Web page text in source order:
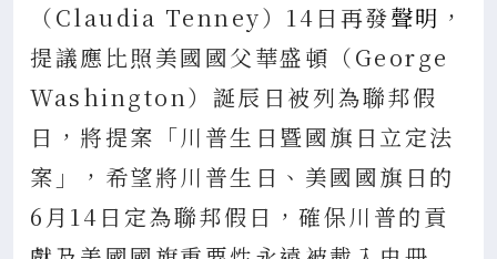
（Claudia Tenney）14日再發聲明 ，
提議應比照美國國父華盛頓（George
Washington）誕辰日被列為聯邦假
日，將提案「川普生日暨國旗日立定法
案」，希望將川普生日、美國國旗日的
6月14日定為聯邦假日，確保川普的貢